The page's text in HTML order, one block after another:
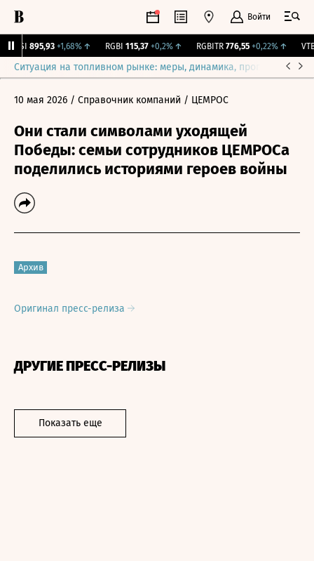
Войти
895,93 +1,68%↑ RGBI 115,37 +0,2%↑ RGBITR 776,55 +0,22%↑ VTBR
Ситуация на топливном рынке: меры, динамика, прогнозы
10 мая 2026 / Справочник компаний / ЦЕМРОС
Они стали символами уходящей
Победы: семьи сотрудников ЦЕМРОСа
поделились историями героев войны
Архив
Оригинал пресс-релиза
ДРУГИЕ ПРЕСС-РЕЛИЗЫ
Показать еще